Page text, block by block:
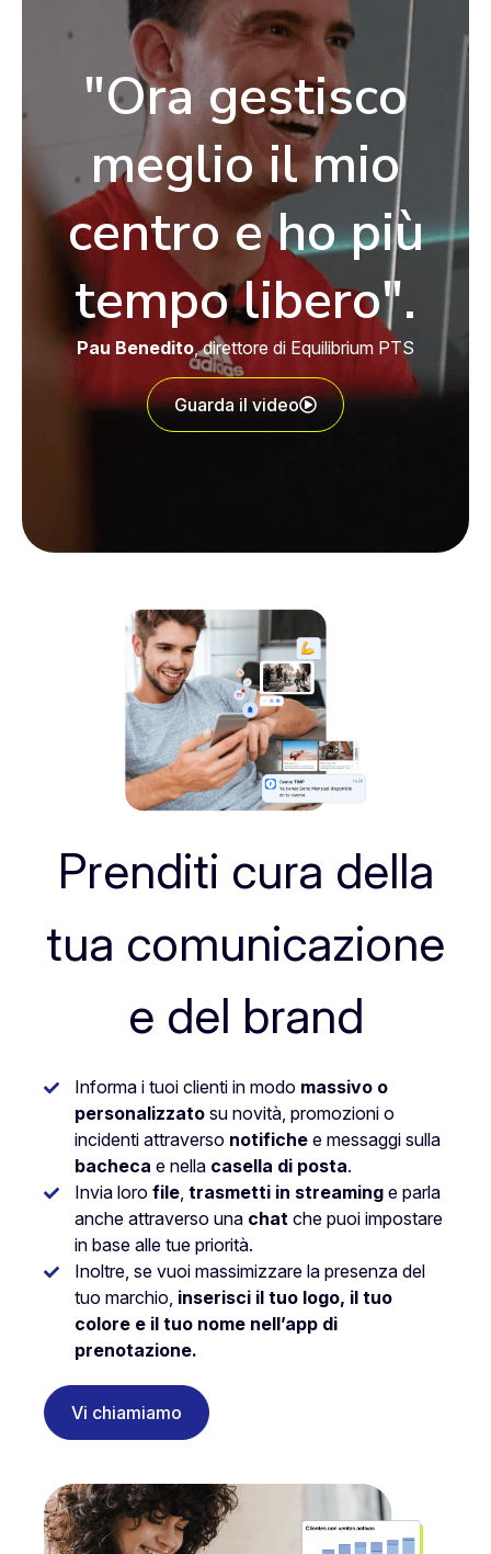
"Ora gestisco
meglio il mio
centro e ho più
tempo libero".
Pau Benedito, direttore di Equilibrium PTS
Guarda il video
Prenditi cura della
tua comunicazione
e del brand
Informa i tuoi clienti in modo massivo o
personalizzato su novità, promozioni o
incidenti attraverso notifiche e messaggi sulla
bacheca e nella casella di posta.
Invia loro file trasmetti in streaming e parla
anche attraverso una chat che puoi impostare
in base alle tue priorità.
Inoltre, se vuoi massimizzare la presenza del
tuo marchio, inserisci il tuo logo, il tuo
colore e il tuo nome nell’app di
prenotazione.
Vi chiamiamo